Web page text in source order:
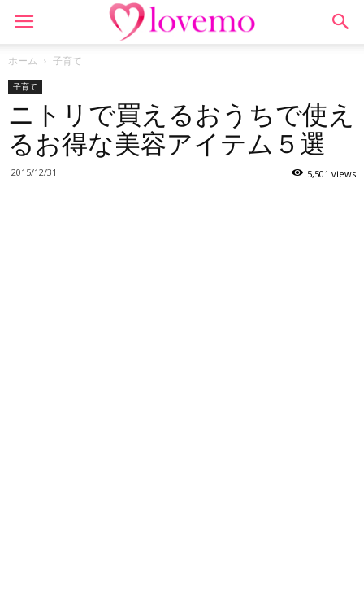
ホーム 子育て
子育て
ニトリで買えるおうちで使え
るお得な美容アイテム５選
2015/12/31 5,501 views